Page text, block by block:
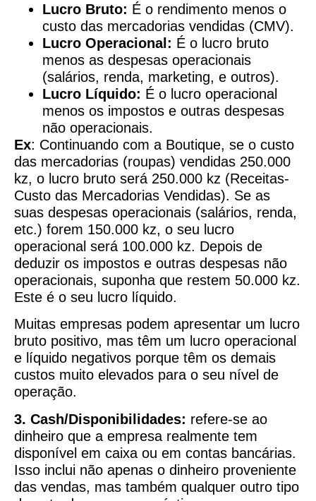
Lucro Bruto: É o rendimento menos o
custo das mercadorias vendidas (CMV).
Lucro Operacional: É o lucro bruto
menos as despesas operacionais
(salários, renda, marketing, e outros).
Lucro Líquido: É o lucro operacional
menos os impostos e outras despesas
não operacionais.
Ex: Continuando com a Boutique, se o custo
das mercadorias (roupas) vendidas 250.000
kz, o lucro bruto será 250.000 kz (Receitas-
Custo das Mercadorias Vendidas). Se as
suas despesas operacionais (salários, renda,
etc.) forem 150.000 kz, o seu lucro
operacional será 100.000 kz. Depois de
deduzir os impostos e outras despesas não
operacionais, suponha que restem 50.000 kz.
Este é o seu lucro líquido.
Muitas empresas podem apresentar um lucro
bruto positivo, mas têm um lucro operacional
e líquido negativos porque têm os demais
custos muito elevados para o seu nível de
operação.
3. Cash/Disponibilidades: refere-se ao
dinheiro que a empresa realmente tem
disponível em caixa ou em contas bancárias.
Isso inclui não apenas o dinheiro proveniente
das vendas, mas também qualquer outro tipo